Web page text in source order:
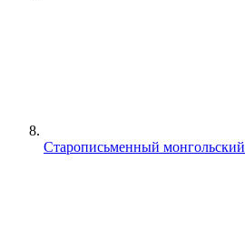
Старописьменный монгольский